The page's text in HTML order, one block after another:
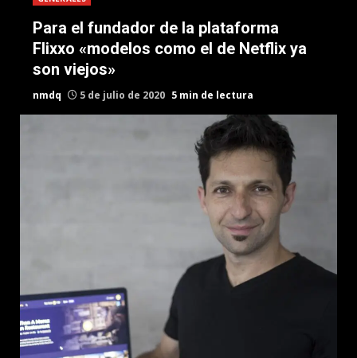
Para el fundador de la plataforma
Flixxo «modelos como el de Netflix ya
son viejos»
nmdq 5 de julio de 2020 5 min de lectura